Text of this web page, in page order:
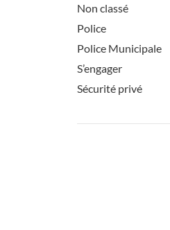
Non classé
Police
Police Municipale
S’engager
Sécurité privé